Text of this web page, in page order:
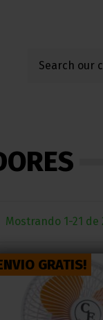
Mostrando 1-21
GRATIS!